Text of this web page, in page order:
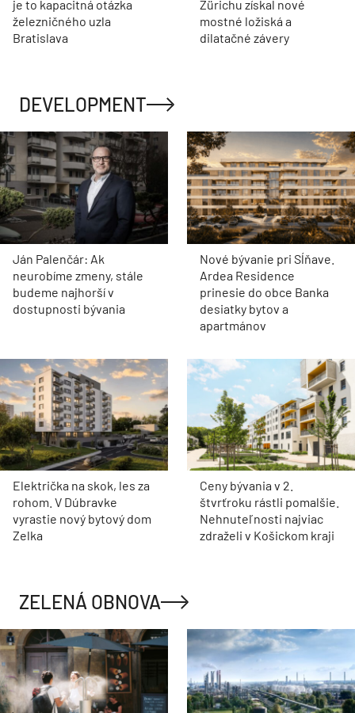
je to kapacitná otázka
železničného uzla
Bratislava
Zürichu získal nové
mostné ložiská a
dilatačné závery
DEVELOPMENT
Ján Palenčár: Ak
neurobíme zmeny, stále
budeme najhorší v
dostupnosti bývania
Nové bývanie pri Sĺňave.
Ardea Residence
prinesie do obce Banka
desiatky bytov a
apartmánov
Električka na skok, les za
rohom. V Dúbravke
vyrastie nový bytový dom
Zelka
Ceny bývania v 2.
štvrťroku rástli pomalšie.
Nehnuteľnosti najviac
zdraželi v Košickom kraji
ZELENÁ OBNOVA